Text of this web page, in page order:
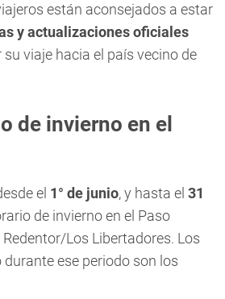
están aconsejados a estar
y actualizaciones oficiales
viaje hacia el país vecino de
de invierno en el
el 1° de junio, y hasta el 31
de invierno en el Paso
Los Libertadores. Los
ese periodo son los